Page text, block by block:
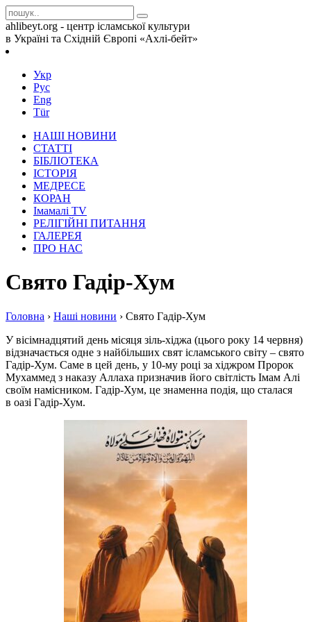
ahlibeyt.org - центр ісламської культури
в Україні та Східній Європі «Ахлі-бейт»
Укр
Рус
Eng
Tür
НАШІ НОВИНИ
СТАТТІ
БІБЛІОТЕКА
ІСТОРІЯ
МЕДРЕСЕ
КОРАН
Iмамалi TV
РЕЛІГІЙНІ ПИТАННЯ
ГАЛЕРЕЯ
ПРО НАС
Свято Гадір-Хум
Головна › Наші новини › Свято Гадір-Хум
У вісімнадцятий день місяця зіль-хіджа (цього року 14 червня)
відзначається одне з найбільших свят ісламського світу – свято
Гадір-Хум. Саме в цей день, у 10-му році за хіджром Пророк
Мухаммед з наказу Аллаха призначив його світлість Імам Алі
своїм намісником. Гадір-Хум, це знаменна подія, що сталася
в оазі Гадір-Хум.